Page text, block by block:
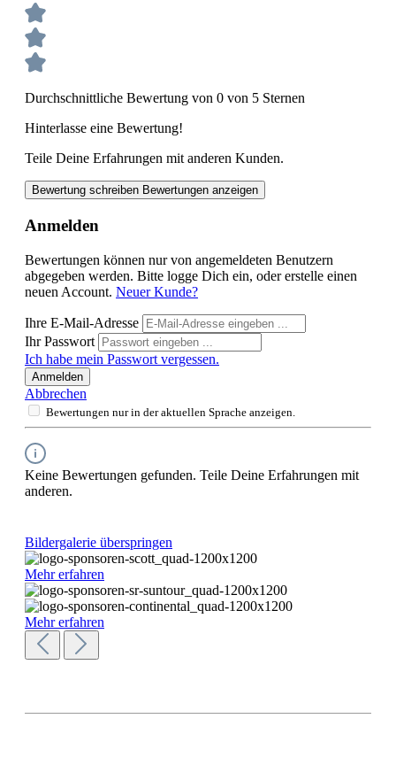
Durchschnittliche Bewertung von 0 von 5 Sternen
Hinterlasse eine Bewertung!
Teile Deine Erfahrungen mit anderen Kunden.
Bewertung schreiben Bewertungen anzeigen
Anmelden
Bewertungen können nur von angemeldeten Benutzern
abgegeben werden. Bitte logge Dich ein, oder erstelle einen
neuen Account. Neuer Kunde?
Ihre E-Mail-Adresse
Ihr Passwort
Ich habe mein Passwort vergessen.
Anmelden
Abbrechen
Bewertungen nur in der aktuellen Sprache anzeigen.
Keine Bewertungen gefunden. Teile Deine Erfahrungen mit
anderen.
Bildergalerie überspringen
Mehr erfahren
Mehr erfahren